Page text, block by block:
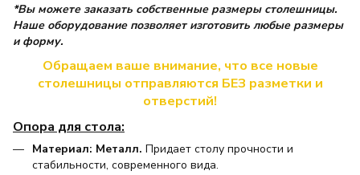
*Вы можете заказать собственные размеры столешницы.
Наше оборудование позволяет изготовить любые размеры
и форму.
Обращаем ваше внимание, что все новые
столешницы отправляются БЕЗ разметки и
отверстий!
Опора для стола:
Материал: Металл. Придает столу прочности и
стабильности, современного вида.